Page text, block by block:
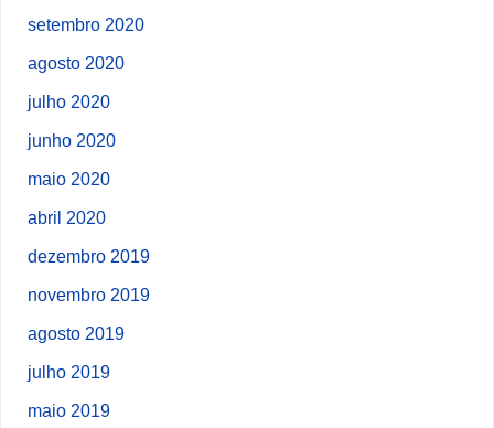
setembro 2020
agosto 2020
julho 2020
junho 2020
maio 2020
abril 2020
dezembro 2019
novembro 2019
agosto 2019
julho 2019
maio 2019